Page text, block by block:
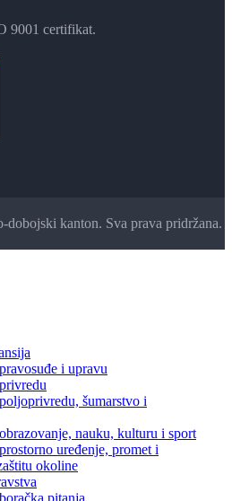
9001 certifikat.
kanton. Sva prava pridržana.
i upravu
šumarstvo i
nauku, kulturu i sport
uređenje, promet i
okoline
pitanja